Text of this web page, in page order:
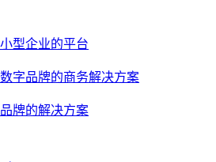
型企业的平台
字品牌的商务解决方案
牌的解决方案